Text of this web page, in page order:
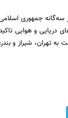
جمهوری
دریایی و هوایی
به تهران، شیراز و